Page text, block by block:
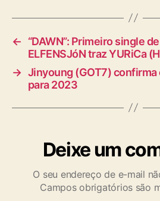
←
“DAWN”: Primeiro single
ELFENSJóN traz YURiCa
→ Jinyoung (GOT7)
para 2023
Deixe um
O seu endereço de e-mail
Campos obrigatórios são